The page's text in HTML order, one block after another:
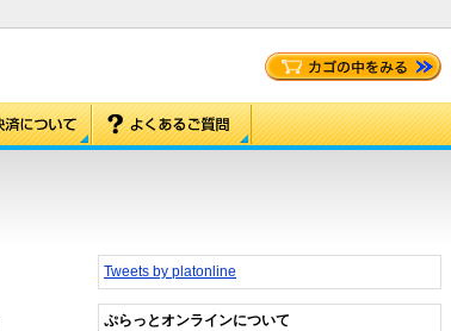
Tweets by platonline
ぷらっとオンラインについて